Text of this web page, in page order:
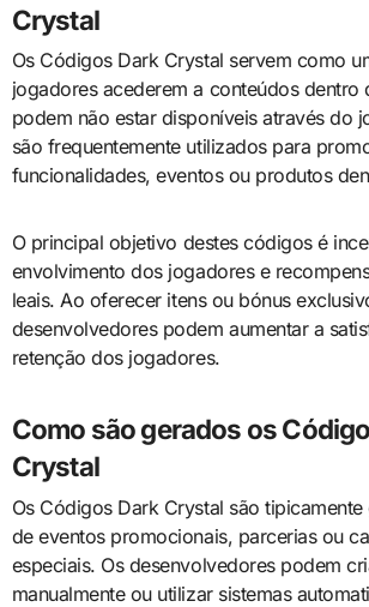
Crystal
Os Códigos Dark Crystal servem como
jogadores acederem a conteúdos dentro
podem não estar disponíveis através do
são frequentemente utilizados para
funcionalidades, eventos ou produtos
O principal objetivo destes códigos é
envolvimento dos jogadores e
leais. Ao oferecer itens ou bónus
desenvolvedores podem aumentar a
retenção dos jogadores.
Como são gerados os
Crystal
Os Códigos Dark Crystal são
de eventos promocionais, parcerias ou
especiais. Os desenvolvedores podem
manualmente ou utilizar sistemas